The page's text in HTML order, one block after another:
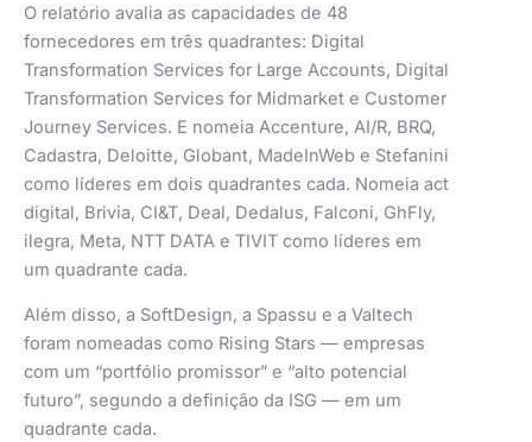
O relatório avalia as capacidades de 48
fornecedores em três quadrantes: Digital
Transformation Services for Large Accounts, Digital
Transformation Services for Midmarket e Customer
Journey Services. E nomeia Accenture, AI/R, BRQ,
Cadastra, Deloitte, Globant, MadeInWeb e Stefanini
como líderes em dois quadrantes cada. Nomeia act
digital, Brivia, CI&T, Deal, Dedalus, Falconi, GhFly,
ilegra, Meta, NTT DATA e TIVIT como líderes em
um quadrante cada.
Além disso, a SoftDesign, a Spassu e a Valtech
foram nomeadas como Rising Stars — empresas
com um “portfólio promissor” e “alto potencial
futuro”, segundo a definição da ISG — em um
quadrante cada.